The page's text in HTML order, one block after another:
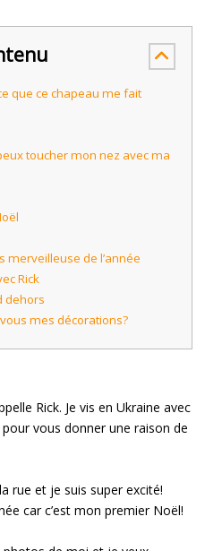
que ce chapeau me fait
toucher mon nez avec ma
merveilleuse de l’année
Rick
dehors
mes décorations?
Rick. Je vis en Ukraine avec
vous donner une raison de
rue et je suis super excité!
car c’est mon premier Noël!